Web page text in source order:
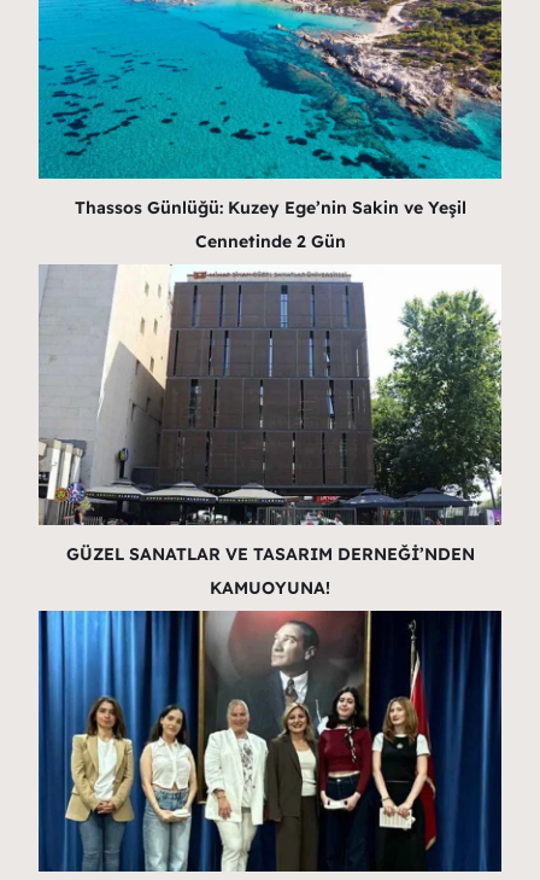
Thassos Günlüğü: Kuzey Ege’nin Sakin ve Yeşil
Cennetinde 2 Gün
GÜZEL SANATLAR VE TASARIM DERNEĞİ’NDEN
KAMUOYUNA!